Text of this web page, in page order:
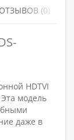
ОТЗЫВОВ (0)
HDTVI
Эта модель
даже в